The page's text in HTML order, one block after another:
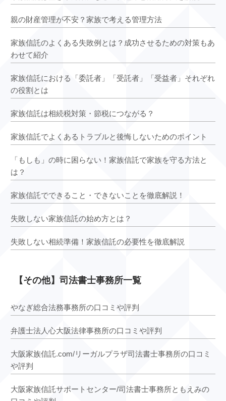
親の財産管理が不安？家族で考える管理方法
家族信託のよくある失敗例とは？成功させるための対策もあ
わせて紹介
家族信託における「委託者」「受託者」「受益者」それぞれ
の役割とは
家族信託は相続税対策・節税につながる？
家族信託でよくあるトラブルと後悔しないためのポイント
「もしも」の時に困らない！家族信託で家族を守る方法と
は？
家族信託でできること・できないことを徹底解説！
失敗しない家族信託の始め方とは？
失敗しない相続準備！家族信託の必要性を徹底解説
【その他】司法書士事務所一覧
やなぎ総合法務事務所の口コミや評判
弁護士法人心大阪法律事務所の口コミや評判
大阪家族信託.com/リーガルプラザ司法書士事務所の口コミ
や評判
大阪家族信託サポートセンター/司法書士事務所ともえみの